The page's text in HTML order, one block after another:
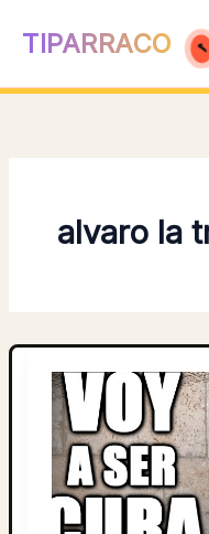
TIPARRACO
alvaro la